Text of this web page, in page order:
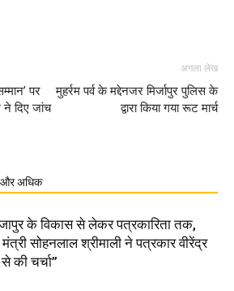
पर
ने दिए जांच
अगला लेख
मुहर्रम पर्व के मद्देनजर मिर्जापुर पुलिस के
द्वारा किया गया रूट मार्च
अधिक
के विकास से लेकर पत्रकारिता तक,
मंत्री सोहनलाल श्रीमाली ने पत्रकार वीरेंद्र
से की चर्चा”